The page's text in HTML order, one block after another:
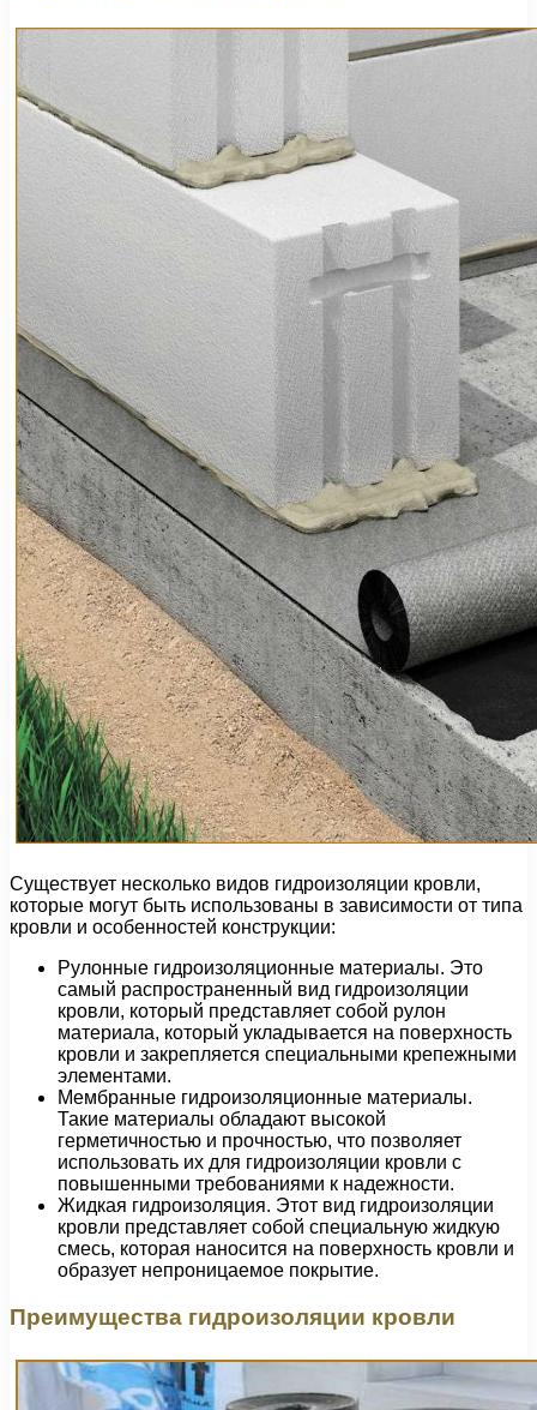
Существует несколько видов гидроизоляции кровли,
которые могут быть использованы в зависимости от типа
кровли и особенностей конструкции:
Рулонные гидроизоляционные материалы. Это
самый распространенный вид гидроизоляции
кровли, который представляет собой рулон
материала, который укладывается на поверхность
кровли и закрепляется специальными крепежными
элементами.
Мембранные гидроизоляционные материалы.
Такие материалы обладают высокой
герметичностью и прочностью, что позволяет
использовать их для гидроизоляции кровли с
повышенными требованиями к надежности.
Жидкая гидроизоляция. Этот вид гидроизоляции
кровли представляет собой специальную жидкую
смесь, которая наносится на поверхность кровли и
образует непроницаемое покрытие.
Преимущества гидроизоляции кровли